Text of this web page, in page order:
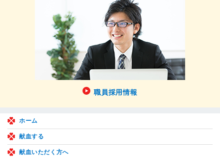
職員採用情報
ホーム
献血する
献血いただく方へ